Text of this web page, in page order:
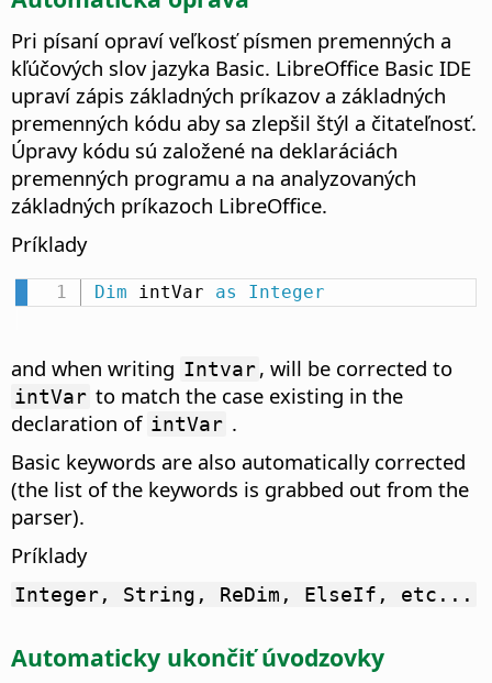
Pri písaní opraví veľkosť písmen premenných a
kľúčových slov jazyka Basic. LibreOffice Basic IDE
upraví zápis základných príkazov a základných
premenných kódu aby sa zlepšil štýl a čitateľnosť.
Úpravy kódu sú založené na deklaráciách
premenných programu a na analyzovaných
základných príkazoch LibreOffice.
Príklady
Dim intVar as Integer
and when writing Intvar, will be corrected to
intVar to match the case existing in the
declaration of intVar .
Basic keywords are also automatically corrected
(the list of the keywords is grabbed out from the
parser).
Príklady
Integer, String, ReDim, ElseIf, etc...
Automaticky ukončiť úvodzovky